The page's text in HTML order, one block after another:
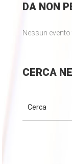
DANON
Nessun
CERCA